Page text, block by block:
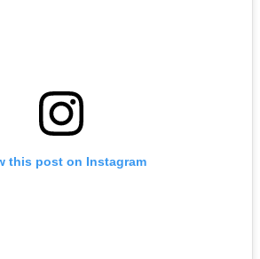
this post on Instagram